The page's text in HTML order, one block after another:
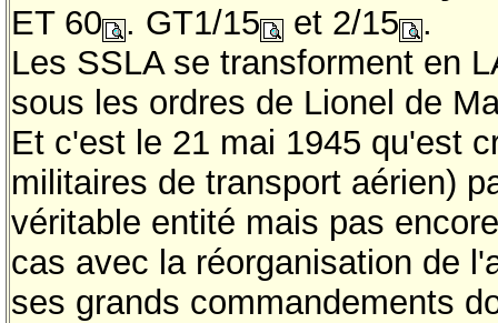
ET 60
. GT1/15 et 2/15
.
Les SSLA se transforment en
sous les ordres de Lionel de
Et c'est le 21 mai 1945 qu'est
militaires de transport aérien)
véritable entité mais pas
cas avec la réorganisation de
ses grands commandements